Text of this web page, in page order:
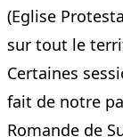
(Eglise
sur tout le
Certaines
fait de notre
Romande de